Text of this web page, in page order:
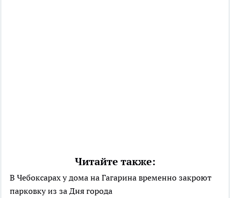
Читайте также:
В Чебоксарах у дома на Гагарина временно закроют
парковку из за Дня города